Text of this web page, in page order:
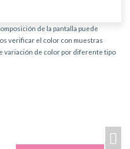
de la pantalla puede
verificar el color con muestras
variación de color por diferente tipo